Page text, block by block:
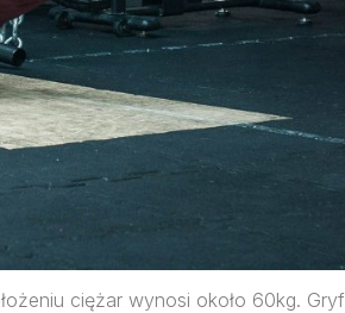
ciężar wynosi około 60kg. Gryf